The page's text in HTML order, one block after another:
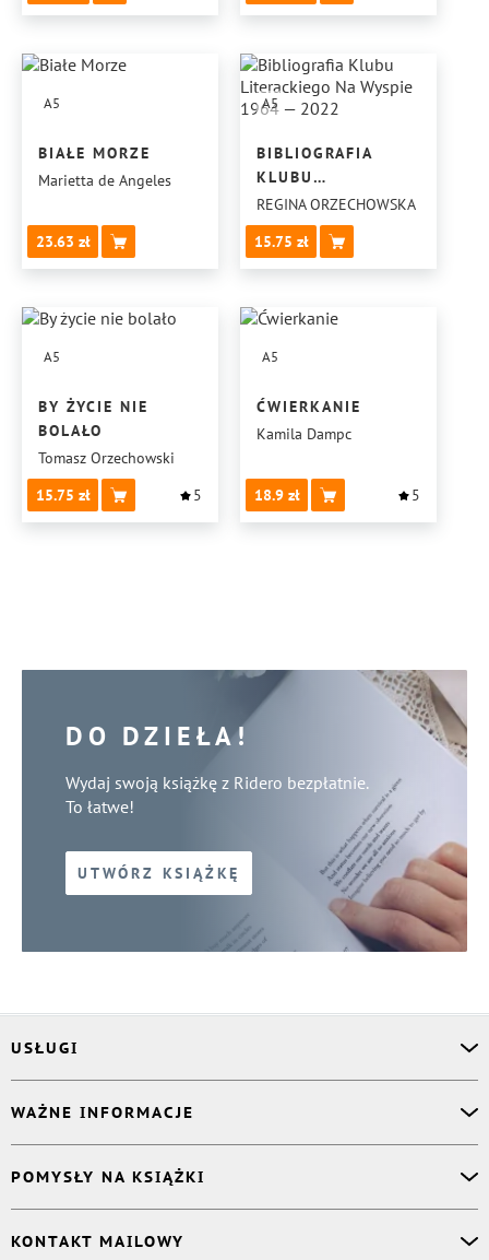
A5
BIAŁE MORZE
Marietta de Angeles
23.63
A5
BIBLIOGRAFIA
KLUBU
LITERACKIEGO
NA WYSPIE
1964 — 2022
REGINA ORZECHOWSKA
15.75
A5
BY ŻYCIE NIE
BOLAŁO
Tomasz Orzechowski
15.75
5
A5
ĆWIERKANIE
Kamila Dampc
18.9 5
DO DZIEŁA!
Wydaj swoją książkę z Ridero bezpłatnie.
To łatwe!
UTWÓRZ KSIĄŻKĘ
USŁUGI
Korektor
Projektant okładki
Druk Twojej książki
Publikacja
WAŻNE INFORMACJE
Książki Ridero
Pomoc
Polityka prywatności
POMYSŁY NA KSIĄŻKI
Dzienniczek malucha
KONTAKT MAILOWY